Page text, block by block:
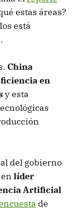
estas áreas?
está
China
en
y esta
del gobierno
líder
Artificial
de